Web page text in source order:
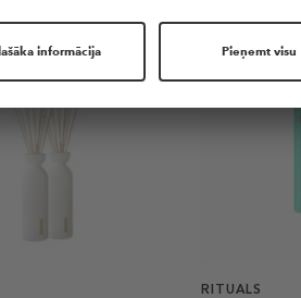
RITUALS